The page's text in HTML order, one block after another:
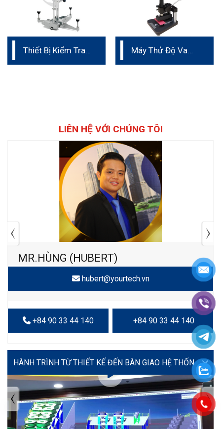
Thiết Bị Kiểm Tra
Máy Thử Độ Va
LIÊN HỆ VỚI CHÚNG TÔI
MR.HÙNG (HUBERT)
hubert@yourtech.vn
+84 90 33 44 140 +84 90 33 44 140
VIDEO
TIN TỨC MỚI NHẤT
Tuyển dụng: Nhân viên KẾ TOÁN